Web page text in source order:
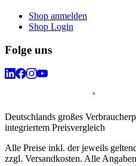
Shop anmelden
Shop Login
Folge uns
Deutschlands großes
integriertem Preisvergleich
Alle Preise inkl. der jeweils
zzgl. Versandkosten. Alle